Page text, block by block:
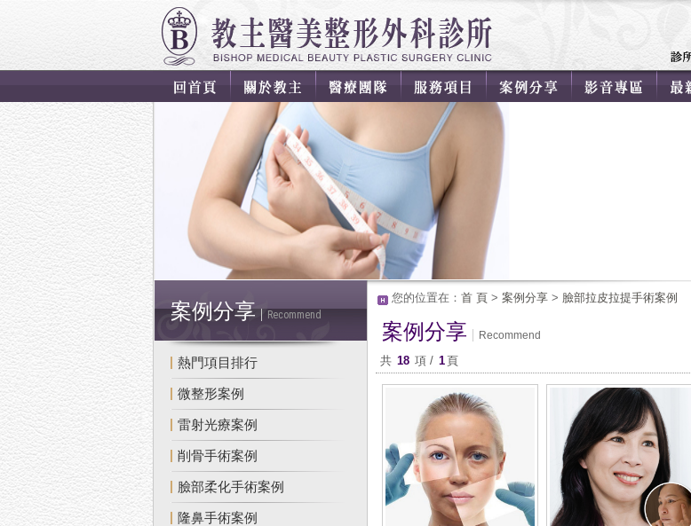
案例分享 Recommend
熱門項目排行
微整形案例
雷射光療案例
削骨手術案例
臉部柔化手術案例
隆鼻手術案例
您的位置在： 首 頁 > 案例分享 > 臉部拉皮拉提手術案例
案例分享 Recommend
共 18 項 / 1頁